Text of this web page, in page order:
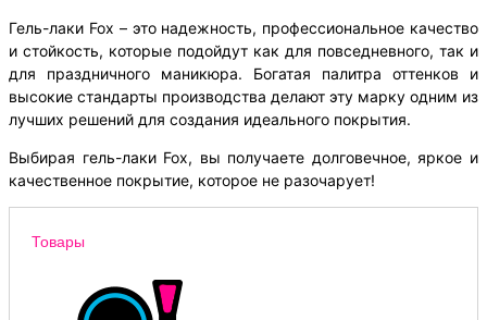
Гель-лаки Fox – это надежность, профессиональное качество
и стойкость, которые подойдут как для повседневного, так и
для праздничного маникюра. Богатая палитра оттенков и
высокие стандарты производства делают эту марку одним из
лучших решений для создания идеального покрытия.
Выбирая гель-лаки Fox, вы получаете долговечное, яркое и
качественное покрытие, которое не разочарует!
Товары